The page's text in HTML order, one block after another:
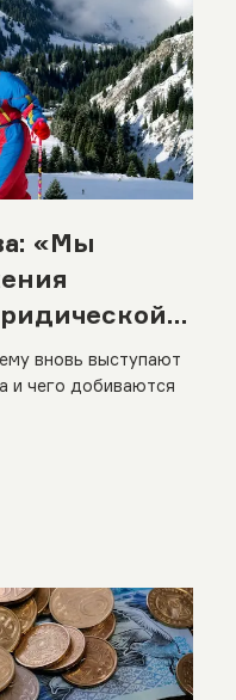
«Мы
вновь выступают
и чего добиваются